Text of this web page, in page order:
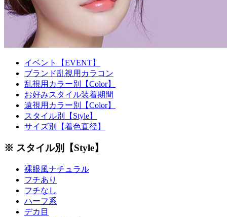
イベント【EVENT】
ブランド乱視用カラコン
乱視用カラー別【Color】
お好みスタイル装着期間
遠視用カラー別【Color】
スタイル別【Style】
サイズ別【着色直径】
※ スタイル別【Style】
裸眼風ナチュラル
フチあり
フチなし
ハーフ系
デカ目